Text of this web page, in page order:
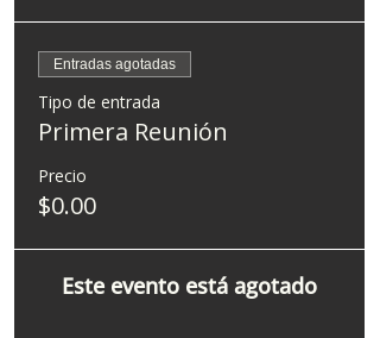
Entradas agotadas
Tipo de entrada
Primera Reunión
Precio
$0.00
Este evento está agotado